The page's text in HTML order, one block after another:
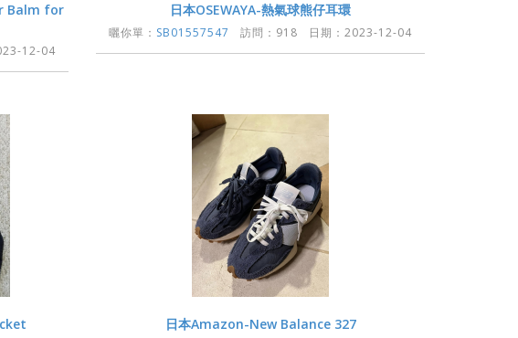
Balm for
12-04
日本OSEWAYA-熱氣球熊仔耳環
曬你單： SB01557547 訪問：918 日期：2023-12-04
日本Amazon-New Balance 327